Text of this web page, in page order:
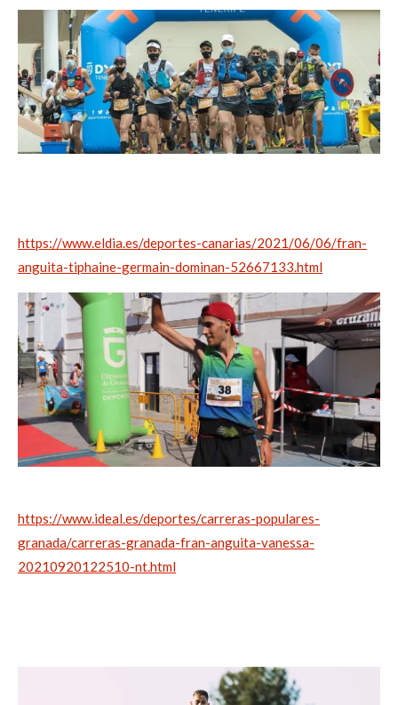
https://www.eldia.es/deportes-canarias/2021/06/06/fran-
anguita-tiphaine-germain-dominan-52667133.html
https://www.ideal.es/deportes/carreras-populares-
granada/carreras-granada-fran-anguita-vanessa-
20210920122510-nt.html